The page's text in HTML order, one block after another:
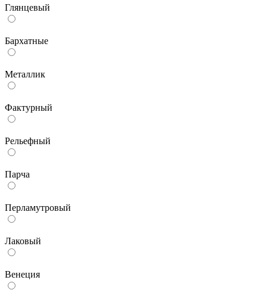
Глянцевый
Бархатные
Металлик
Фактурный
Рельефный
Парча
Перламутровый
Лаковый
Венеция